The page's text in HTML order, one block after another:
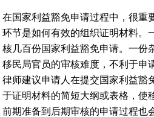
在国家利益豁免申请过程中，很重
环节是如何有效的组织证明材料。
核几百份国家利益豁免申请。一份
移民局官员的审核难度，不利于申
律师建议申请人在提交国家利益豁
于证明材料的简短大纲或表格，使
前期准备到后期审核的申请过程也